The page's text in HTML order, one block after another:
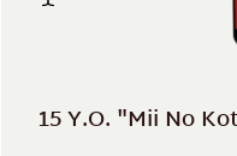
15 Y.O. "Mii No